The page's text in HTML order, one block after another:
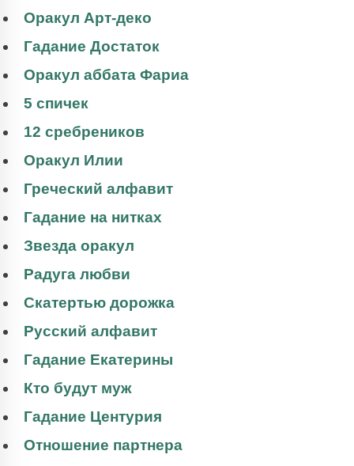
Оракул Арт-деко
Гадание Достаток
Оракул аббата Фариа
5 спичек
12 сребреников
Оракул Илии
Греческий алфавит
Гадание на нитках
Звезда оракул
Радуга любви
Скатертью дорожка
Русский алфавит
Гадание Екатерины
Кто будут муж
Гадание Центурия
Отношение партнера